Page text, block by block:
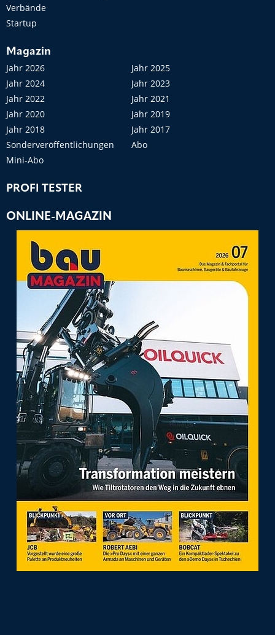
Verbände
Startup
Magazin
Jahr 2026
Jahr 2025
Jahr 2024
Jahr 2023
Jahr 2022
Jahr 2021
Jahr 2020
Jahr 2019
Jahr 2018
Jahr 2017
Sonderveröffentlichungen
Abo
Mini-Abo
PROFI TESTER
ONLINE-MAGAZIN